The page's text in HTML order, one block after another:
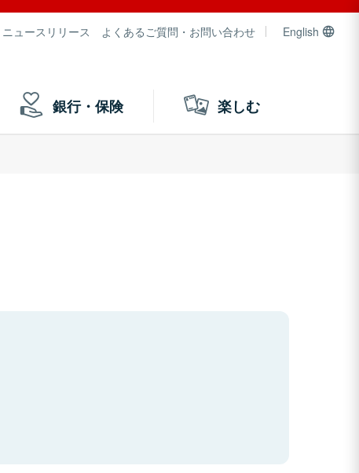
ニュースリリース よくあるご質問・お問い合わせ English
銀行・保険 楽しむ